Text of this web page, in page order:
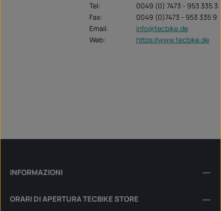
Tel:
0049 (0) 7473 - 953 335 3
Fax:
0049 (0)7473 - 953 335 9
Email:
info@tecbike.de
Web:
https://www.tecbike.de
INFORMAZIONI
ORARI DI APERTURA TECBIKE STORE